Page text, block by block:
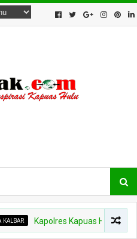
Kapolres Kapuas Hulu Berganti,